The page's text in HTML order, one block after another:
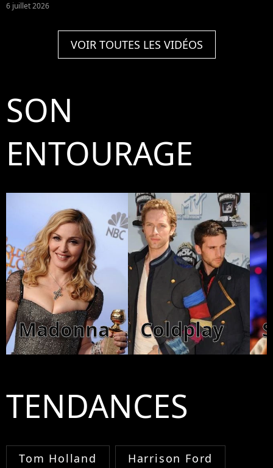
6 juillet 2026
VOIR TOUTES LES VIDÉOS
SON
ENTOURAGE
Madonna Coldplay
TENDANCES
Tom Holland Harrison Ford